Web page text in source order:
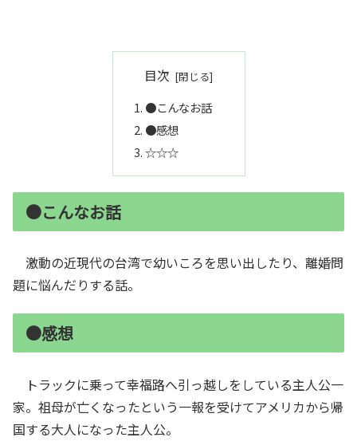
目次
●こんなお話
●感想
☆☆☆
●こんなお話
激動の近現代の台湾で幼いころを思い出したり、離婚問
題に悩んだりする話。
●感想
トラックに乗って幸福路へ引っ越しをしている主人公一
家。祖母が亡くなったという一報を受けてアメリカから帰
国する大人になった主人公。